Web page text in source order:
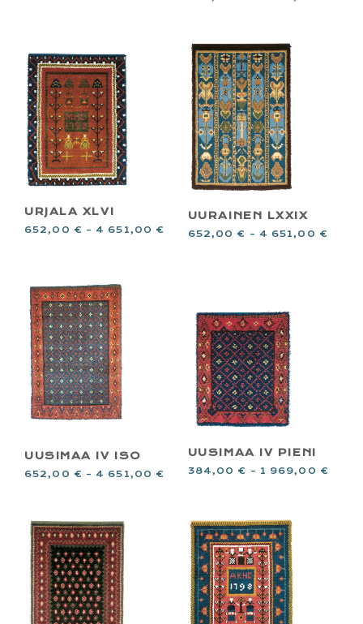
URJALA XLVI
652,00 € – 4 651,00 €
UURAINEN LXXIX
652,00 € – 4 651,00 €
UUSIMAA IV ISO
652,00 € – 4 651,00 €
UUSIMAA IV PIENI
384,00 € – 1 969,00 €